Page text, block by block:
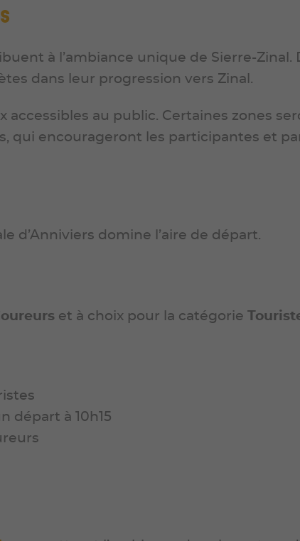
à l’ambiance unique de Sierre-
dans leur progression vers Zinal.
accessibles au public. Certaines zones
qui encourageront les participantes et
d’Anniviers domine l’aire de départ.
et à choix pour la catégorie
départ à 10h15